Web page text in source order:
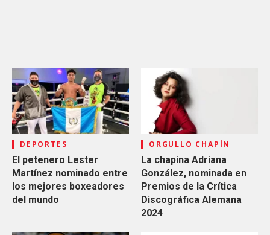
DEPORTES
El petenero Lester
Martínez nominado entre
los mejores boxeadores
del mundo
ORGULLO CHAPÍN
La chapina Adriana
González, nominada en
Premios de la Crítica
Discográfica Alemana
2024